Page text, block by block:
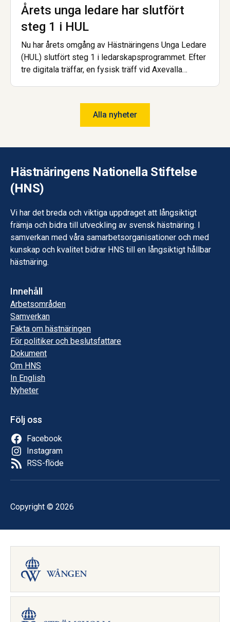
Årets unga ledare har slutfört
steg 1 i HUL
Nu har årets omgång av Hästnäringens Unga Ledare
(HUL) slutfört steg 1 i ledarskapsprogrammet. Efter
tre digitala träffar, en fysisk träff vid Axevalla
Alla nyheter
Hästnäringens Nationella Stiftelse
(HNS)
Vi har det breda och viktiga uppdraget att långsiktigt
främja och bidra till utveckling av svensk hästnäring. I
samverkan med våra samarbetsorganisationer och med
kunskap och kvalitet bidrar HNS till en långsiktigt hållbar
hästnäring.
Innehåll
Arbetsområden
Samverkan
Fakta om hästnäringen
För politiker och beslutsfattare
Dokument
Om HNS
In English
Nyheter
Följ oss
Facebook
Instagram
RSS-flöde
Copyright © 2026